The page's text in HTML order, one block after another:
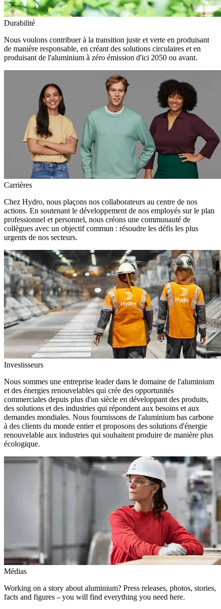
Durabilité
Nous voulons contribuer à la transition juste et verte en produisant
de manière responsable, en créant des solutions circulaires et en
produisant de l'aluminium à zéro émission d'ici 2050 ou avant.
Carrières
Chez Hydro, nous plaçons nos collaborateurs au centre de nos
actions. En soutenant le développement de nos employés sur le plan
professionnel et personnel, nous créons une communauté de
collègues avec un objectif commun : résoudre les défis les plus
urgents de nos secteurs.
Investisseurs
Nous sommes une entreprise leader dans le domaine de l'aluminium
et des énergies renouvelables qui crée des opportunités
commerciales depuis plus d'un siècle en développant des produits,
des solutions et des industries qui répondent aux besoins et aux
demandes mondiales. Nous fournissons de l'aluminium bas carbone
à des clients du monde entier et proposons des solutions d'énergie
renouvelable aux industries qui souhaitent produire de manière plus
écologique.
Médias
Working on a story about aluminium? Press releases, photos, stories,
facts and figures – you will find everything you need here.